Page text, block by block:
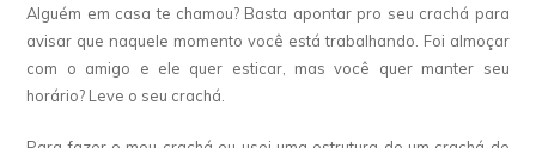
Alguém em casa te chamou? Basta apontar pro seu crachá para
avisar que naquele momento você está trabalhando. Foi almoçar
com o amigo e ele quer esticar, mas você quer manter seu
horário? Leve o seu crachá.